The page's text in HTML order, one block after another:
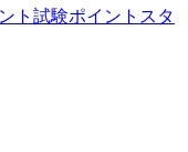
ト試験ポイントスタ